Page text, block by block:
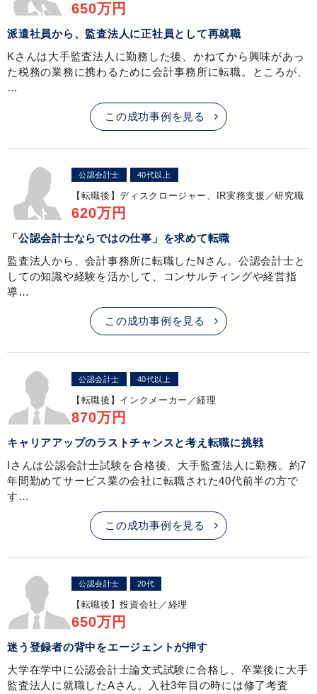
650万円
派遣社員から、監査法人に正社員として再就職
Kさんは大手監査法人に勤務した後、かねてから興味があっ
た税務の業務に携わるために会計事務所に転職。ところが、
…
この成功事例を見る
公認会計士 40代以上
【転職後】ディスクロージャー、IR実務支援／研究職
620万円
「公認会計士ならではの仕事」を求めて転職
監査法人から、会計事務所に転職したNさん。公認会計士と
しての知識や経験を活かして、コンサルティングや経営指
導…
この成功事例を見る
公認会計士 40代以上
【転職後】 インクメーカー／経理
870万円
キャリアアップのラストチャンスと考え転職に挑戦
Iさんは公認会計士試験を合格後、大手監査法人に勤務。約7
年間勤めてサービス業の会社に転職された40代前半の方で
す…
この成功事例を見る
公認会計士 20代
【転職後】投資会社／経理
650万円
迷う登録者の背中をエージェントが押す
大学在学中に公認会計士論文式試験に合格し、卒業後に大手
監査法人に就職したAさん。入社3年目の時には修了考査